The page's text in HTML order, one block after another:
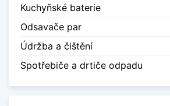
Kuchyňské baterie
Odsavače par
Údržba a čištění
Spotřebiče a drtiče odpadu